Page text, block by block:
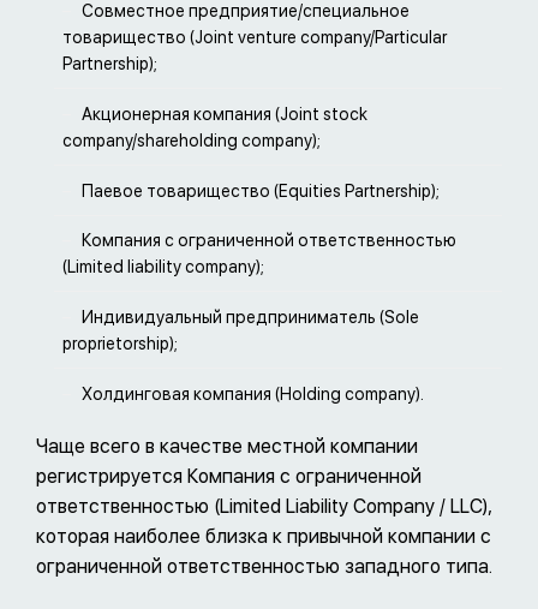
Совместное предприятие/специальное
товарищество (Joint venture company/Particular
Partnership);
Акционерная компания (Joint stock
company/shareholding company);
Паевое товарищество (Equities Partnership);
Компания с ограниченной ответственностью
(Limited liability company);
Индивидуальный предприниматель (Sole
proprietorship);
Холдинговая компания (Holding company).
Чаще всего в качестве местной компании
регистрируется Компания с ограниченной
ответственностью (Limited Liability Company / LLC),
которая наиболее близка к привычной компании с
ограниченной ответственностью западного типа.